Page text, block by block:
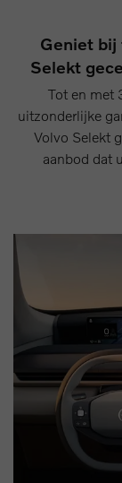
Geniet bij
Selekt
Tot en met
uitzonderlijke
Volvo Selekt
aanbod dat